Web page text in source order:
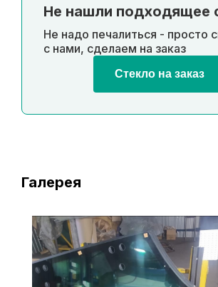
Не нашли подходящее
Не надо печалиться - просто
с нами, сделаем на заказ
Стекло на заказ
Галерея